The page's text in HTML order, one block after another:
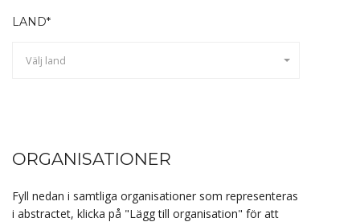
LAND*
Välj land
ORGANISATIONER
Fyll nedan i samtliga organisationer som representeras
i abstractet, klicka på "Lägg till organisation" för att